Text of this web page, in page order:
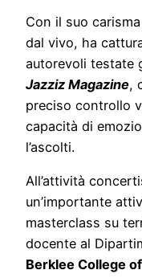
Con il suo
dal vivo, ha
autorevoli testate
Jazziz Magazine,
preciso controllo
capacità di
l’ascolti.
All’attività
un’importante
masterclass su
docente al
Berklee College